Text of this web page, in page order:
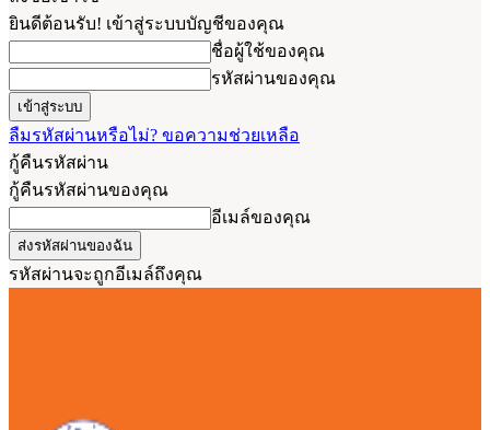
ยินดีต้อนรับ! เข้าสู่ระบบบัญชีของคุณ
ชื่อผู้ใช้ของคุณ
รหัสผ่านของคุณ
ลืมรหัสผ่านหรือไม่? ขอความช่วยเหลือ
กู้คืนรหัสผ่าน
กู้คืนรหัสผ่านของคุณ
อีเมล์ของคุณ
รหัสผ่านจะถูกอีเมล์ถึงคุณ